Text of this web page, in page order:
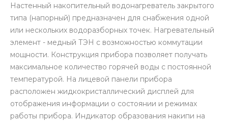
Настенный накопительный водонагреватель закрытого
типа (напорный) предназначен для снабжения одной
или нескольких водоразборных точек. Нагревательный
элемент - медный ТЭН с возможностью коммутации
мощности. Конструкция прибора позволяет получать
максимальное количество горячей воды с постоянной
температурой. На лицевой панели прибора
расположен жидкокристаллический дисплей для
отображения информации о состоянии и режимах
работы прибора. Индикатор образования накипи на